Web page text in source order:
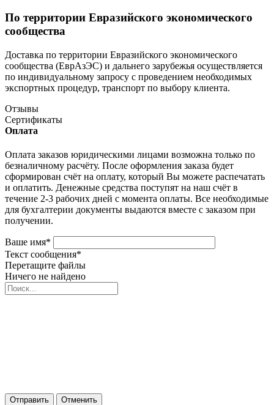
По территории Евразийского экономического
сообщества
Доставка по территории Евразийского экономического
сообщества (ЕврАзЭС) и дальнего зарубежья осуществляется
по индивидуальному запросу с проведением необходимых
экспортных процедур, транспорт по выбору клиента.
Отзывы
Сертификаты
Оплата
Оплата заказов юридическими лицами возможна только по
безналичному расчёту. После оформления заказа будет
сформирован счёт на оплату, который Вы можете распечатать
и оплатить. Денежные средства поступят на наш счёт в
течение 2-3 рабочих дней с момента оплаты. Все необходимые
для бухгалтерии документы выдаются вместе с заказом при
получении.
Ваше имя*
Текст сообщения*
Перетащите файлы
Ничего не найдено
Отправить Отменить